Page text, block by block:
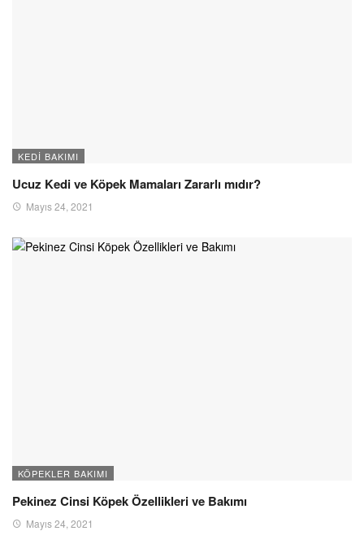
KEDI BAKIMI
Ucuz Kedi ve Köpek Mamaları Zararlı mıdır?
Mayıs 24, 2021
KÖPEKLER BAKIMI
Pekinez Cinsi Köpek Özellikleri ve Bakımı
Mayıs 24, 2021